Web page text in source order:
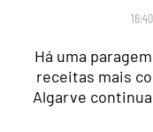
Há uma
receitas mais
Algarve